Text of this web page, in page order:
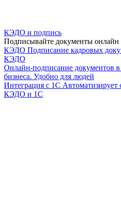
КЭДО и подпись
Подписывайте документы онлайн
КЭДО Подписание кадровых
КЭДО
Онлайн-подписание документов
бизнеса. Удобно для людей
Интеграция с 1С
КЭДО и 1С